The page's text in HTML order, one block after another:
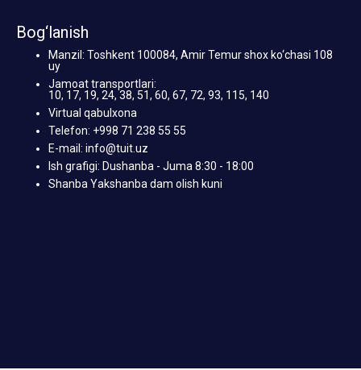
Bog‘lanish
Manzil: Toshkent 100084, Amir Temur shox ko‘chasi 108
uy
Jamoat transportlari:
10, 17, 19, 24, 38, 51, 60, 67, 72, 93, 115, 140
Virtual qabulxona
Telefon: +998 71 238 55 55
E-mail: info@tuit.uz
Ish grafigi: Dushanba - Juma 8:30 - 18:00
Shanba Yakshanba dam olish kuni